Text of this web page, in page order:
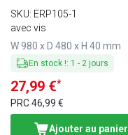
SKU: ERP105-1
avec vis
W 980 x D 480 x H 40 mm
En stock !: 1 - 2 jours
27,99 €*
PRC46,99 €
Ajouter au panier